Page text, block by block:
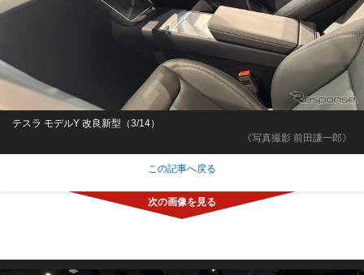
《写真撮影 前田謙一郎》
テスラ モデルY 改良新型（3/14）
この記事へ戻る